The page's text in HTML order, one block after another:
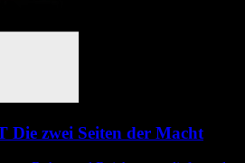
zwei Seiten der Macht